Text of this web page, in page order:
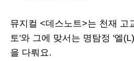
뮤지컬 <데스노트>는 천재 고
토'와 그에 맞서는 명탐정 '엘
을 다뤄요.